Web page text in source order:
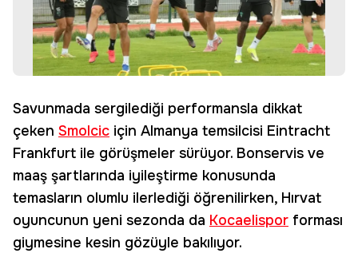
Savunmada sergilediği performansla dikkat
çeken Smolcic için Almanya temsilcisi Eintracht
Frankfurt ile görüşmeler sürüyor. Bonservis ve
maaş şartlarında iyileştirme konusunda
temasların olumlu ilerlediği öğrenilirken, Hırvat
oyuncunun yeni sezonda da Kocaelispor forması
giymesine kesin gözüyle bakılıyor.